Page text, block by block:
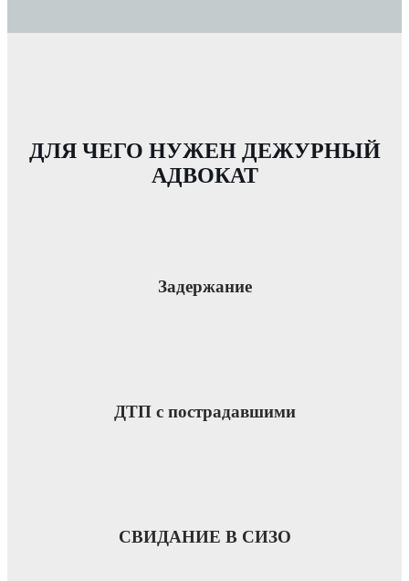
ДЛЯ ЧЕГО НУЖЕН ДЕЖУРНЫЙ
АДВОКАТ
Задержание
ДТП с пострадавшими
СВИДАНИЕ В СИЗО